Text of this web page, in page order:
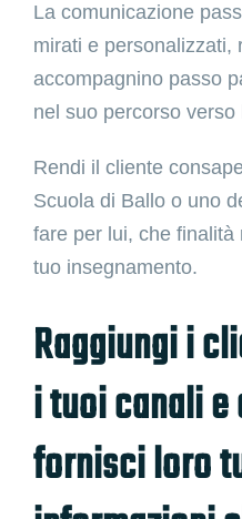
La comunicazione
mirati e personalizzati,
accompagnino passo
nel suo percorso verso
Rendi il cliente
Scuola di Ballo o uno
fare per lui, che finalità
tuo insegnamento.
Raggiungi i
i tuoi canali
fornisci loro